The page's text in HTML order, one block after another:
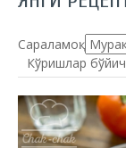
Сараламоқ:
Кўришлар